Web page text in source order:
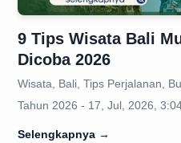
9 Tips Wisata Bali
Dicoba 2026
Wisata, Bali, Tips Perjalanan,
Tahun 2026 - 17, Jul, 2026,
Selengkapnya →